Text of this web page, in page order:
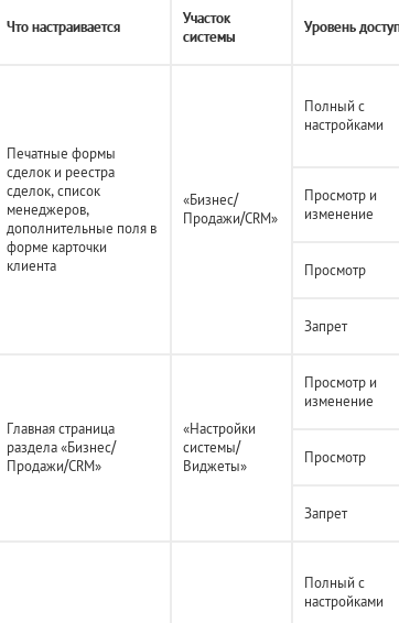
Что настраивается
Участок
системы
Уровень
Печатные формы
сделок и реестра
сделок, список
менеджеров,
дополнительные поля в
форме карточки
клиента
«Бизнес/
Продажи/CRM»
Полный с
настройками
Просмотр и
изменение
Просмотр
Запрет
Главная страница
раздела «Бизнес/
Продажи/CRM»
«Настройки
системы/
Виджеты»
Просмотр и
изменение
Просмотр
Запрет
Полный с
настройками